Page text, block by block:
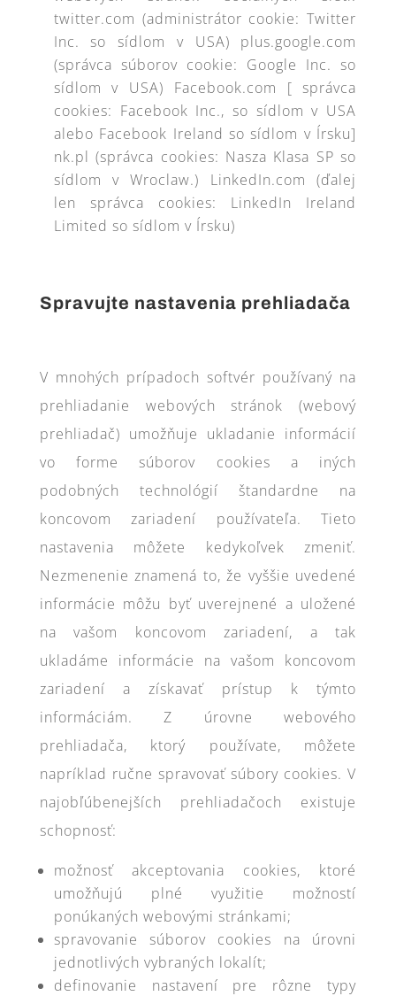
twitter.com (administrátor cookie: Twitter
Inc. so sídlom v USA) plus.google.com
(správca súborov cookie: Google Inc. so
sídlom v USA) Facebook.com [ správca
cookies: Facebook Inc., so sídlom v USA
alebo Facebook Ireland so sídlom v Írsku]
nk.pl (správca cookies: Nasza Klasa SP so
sídlom v Wroclaw.) LinkedIn.com (ďalej
len správca cookies: LinkedIn Ireland
Limited so sídlom v Írsku)
Spravujte nastavenia prehliadača
V mnohých prípadoch softvér používaný na
prehliadanie webových stránok (webový
prehliadač) umožňuje ukladanie informácií
vo forme súborov cookies a iných
podobných technológií štandardne na
koncovom zariadení používateľa. Tieto
nastavenia môžete kedykoľvek zmeniť.
Nezmenenie znamená to, že vyššie uvedené
informácie môžu byť uverejnené a uložené
na vašom koncovom zariadení, a tak
ukladáme informácie na vašom koncovom
zariadení a získavať prístup k týmto
informáciám. Z úrovne webového
prehliadača, ktorý používate, môžete
napríklad ručne spravovať súbory cookies. V
najobľúbenejších prehliadačoch existuje
schopnosť:
možnosť akceptovania cookies, ktoré
umožňujú plné využitie možností
ponúkaných webovými stránkami;
spravovanie súborov cookies na úrovni
jednotlivých vybraných lokalít;
definovanie nastavení pre rôzne typy